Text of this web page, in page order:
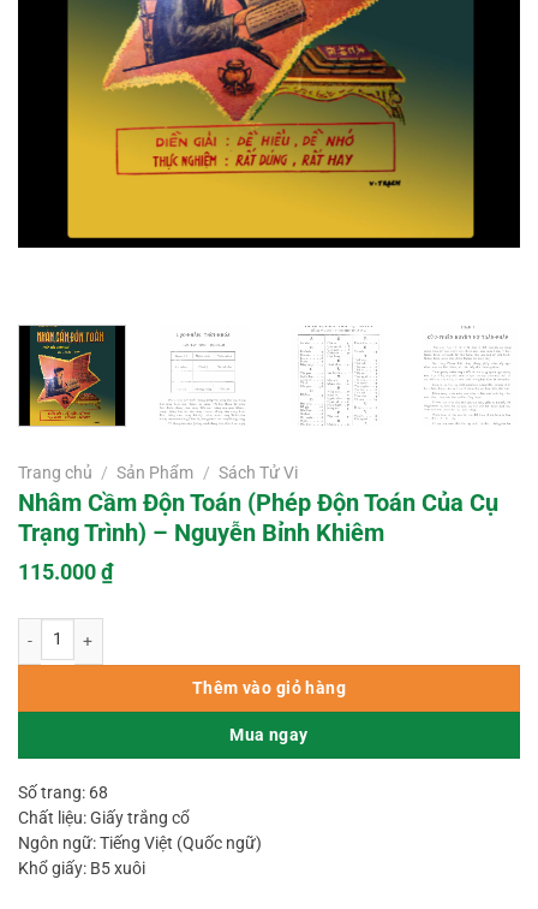
Trang chủ / Sản Phẩm / Sách Tử Vi
Nhâm Cầm Độn Toán (Phép Độn Toán Của Cụ
Trạng Trình) – Nguyễn Bỉnh Khiêm
115.000₫
Thêm vào giỏ hàng
Mua ngay
Số trang: 68
Chất liệu: Giấy trắng cổ
Ngôn ngữ: Tiếng Việt (Quốc ngữ)
Khổ giấy: B5 xuôi